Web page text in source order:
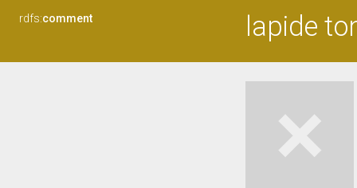
rdfs:comment lapide